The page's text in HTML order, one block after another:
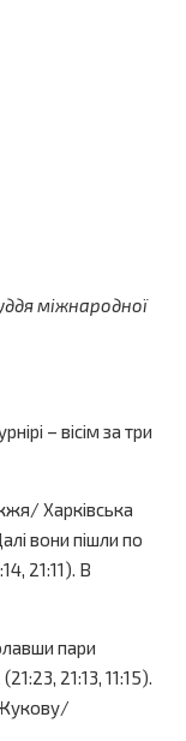
міжнародної
– вісім за три
Харківська
вони пішли по
21:11). В
пари
21:13, 11:15).
Жукову/